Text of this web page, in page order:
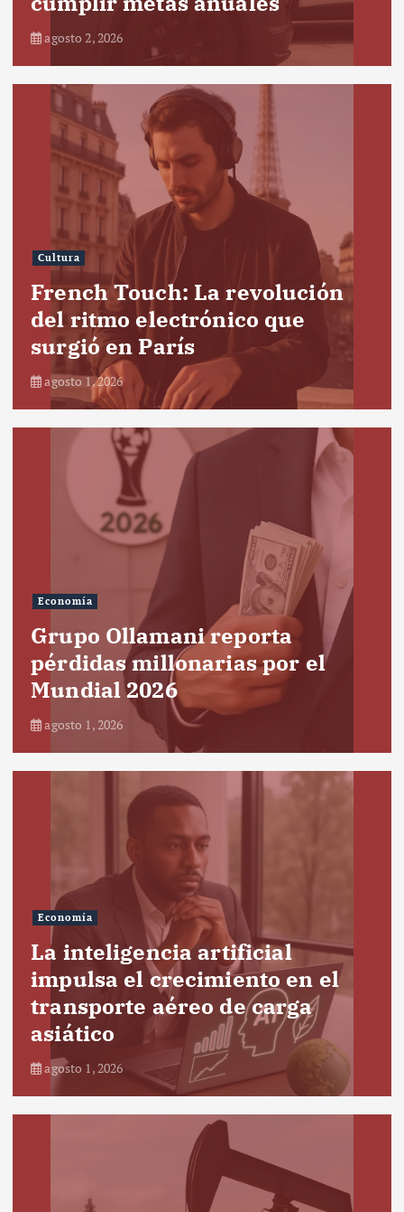
agosto 2, 2026
Cultura
French Touch: La revolución
del ritmo electrónico que
surgió en París
agosto 1, 2026
Economía
Grupo Ollamani reporta
pérdidas millonarias por el
Mundial 2026
agosto 1, 2026
Economía
La inteligencia artificial
impulsa el crecimiento en el
transporte aéreo de carga
asiático
agosto 1, 2026